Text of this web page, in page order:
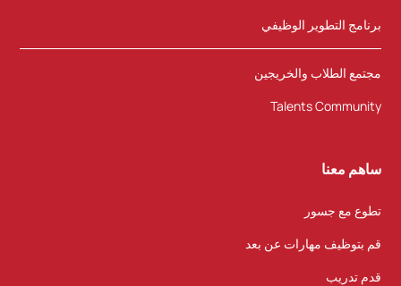
برنامج التطوير الوظيفي
مجتمع الطلاب والخريجين
Talents Community
ساهم معنا
تطوع مع جسور
قم بتوظيف مهارات عن بعد
قدم تدريب